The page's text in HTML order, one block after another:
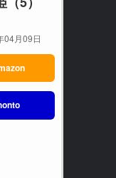
04月09日